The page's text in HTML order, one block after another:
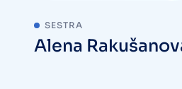
SESTRA
Alena